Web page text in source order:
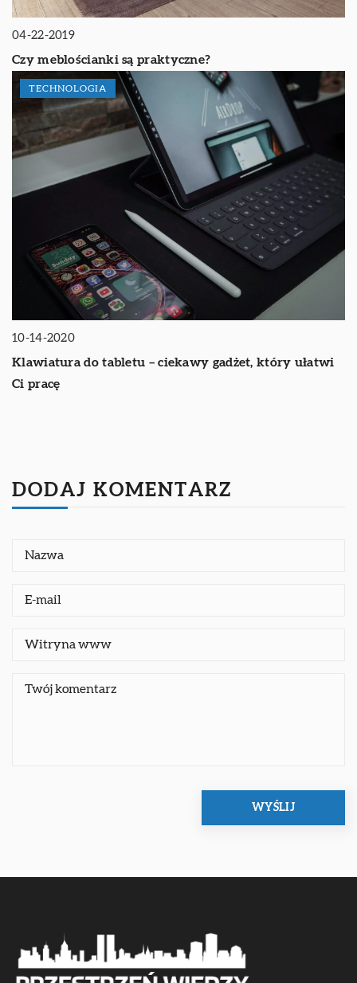
04-22-2019
Czy meblościanki są praktyczne?
TECHNOLOGIA
10-14-2020
Klawiatura do tabletu – ciekawy gadżet, który ułatwi
Ci pracę
DODAJ KOMENTARZ